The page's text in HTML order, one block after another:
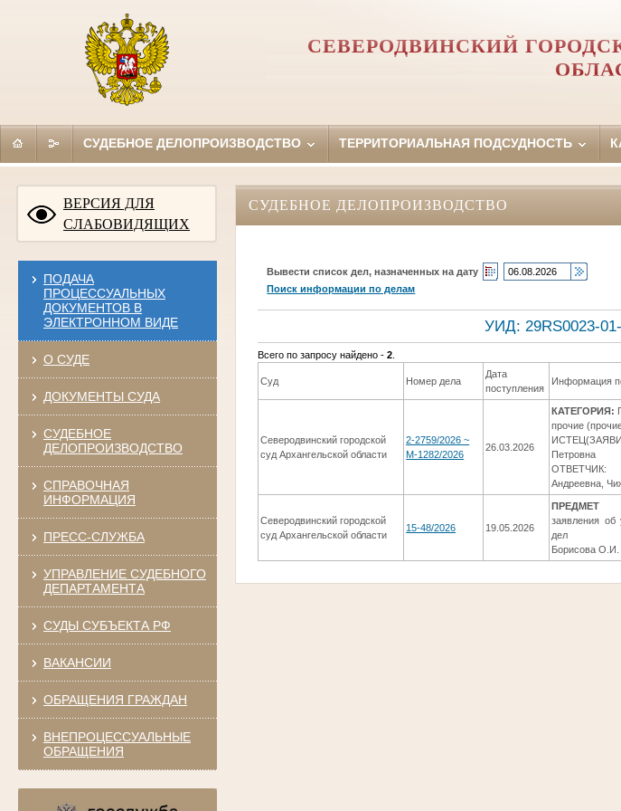
СЕВЕРОДВИНСКИЙ
СУДЕБНОЕ ДЕЛОПРОИЗВОДСТВО ТЕРРИТОРИАЛЬНАЯ ПОДСУДНОСТЬ
ВЕРСИЯ ДЛЯ
СЛАБОВИДЯЩИХ
ПОДАЧА
ПРОЦЕССУАЛЬНЫХ
ДОКУМЕНТОВ В
ЭЛЕКТРОННОМ ВИДЕ
О СУДЕ
ДОКУМЕНТЫ СУДА
СУДЕБНОЕ
ДЕЛОПРОИЗВОДСТВО
СПРАВОЧНАЯ
ИНФОРМАЦИЯ
ПРЕСС-СЛУЖБА
УПРАВЛЕНИЕ СУДЕБНОГО
ДЕПАРТАМЕНТА
СУДЫ СУБЪЕКТА РФ
ВАКАНСИИ
ОБРАЩЕНИЯ ГРАЖДАН
ВНЕПРОЦЕССУАЛЬНЫЕ
ОБРАЩЕНИЯ
СУДЕБНОЕ ДЕЛОПРОИЗВОДСТВО
Вывести список дел, назначенных на дату
Поиск информации по делам
УИД: 29RS0023-
Всего по запросу найдено -2
Суд Номер дела
Дата
поступления
Информация
Северодвинский городской
суд Архангельской области
2-2759/2026 ~
М-1282/2026
26.03.2026
КАТЕГОРИЯ:
прочие
Петровна
ОТВЕТЧИК:
Андреевна,
Северодвинский городской
суд Архангельской области
15-48/2026 19.05.2026
ПРЕДМЕТ
заявления об
дел
Борисова О.И.